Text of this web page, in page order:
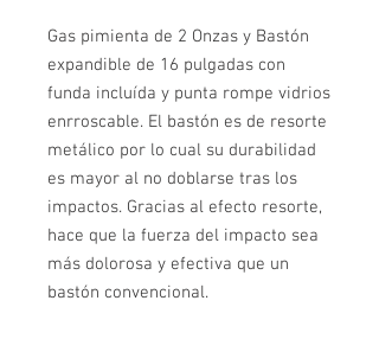
Gas pimienta de 2 Onzas y Bastón
expandible de 16 pulgadas con
funda incluída y punta rompe vidrios
enrroscable. El bastón es de resorte
metálico por lo cual su durabilidad
es mayor al no doblarse tras los
impactos. Gracias al efecto resorte,
hace que la fuerza del impacto sea
más dolorosa y efectiva que un
bastón convencional.